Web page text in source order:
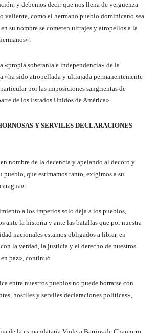
y debemos decir que nos llena de vergüenza
valiente, como el hermano pueblo dominicano sea
su nombre se cometen ultrajes y atropellos a la
«propia soberanía e independencia» de la
«ha sido atropellada y ultrajada permanentemente
por las imposiciones sangrientas de
de los Estados Unidos de América».
Y SERVILES DECLARACIONES
nombre de la decencia y apelando al decoro y
pueblo, que estimamos tanto, exigimos a su
a los imperios solo deja a los pueblos,
ante la historia y ante las batallas que por nuestra
nacionales estamos obligados a librar, en
la verdad, la justicia y el derecho de nuestros
paz», continuó.
entre nuestros pueblos no puede borrarse con
hostiles y serviles declaraciones políticas»,